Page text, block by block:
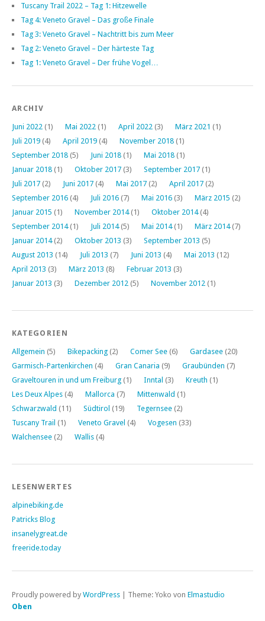
Tuscany Trail 2022 – Tag 1: Hitzewelle
Tag 4: Veneto Gravel – Das große Finale
Tag 3: Veneto Gravel – Nachtritt bis zum Meer
Tag 2: Veneto Gravel – Der härteste Tag
Tag 1: Veneto Gravel – Der frühe Vogel…
ARCHIV
Juni 2022 (1) Mai 2022 (1) April 2022 (3) März 2021 (1)
Juli 2019 (4) April 2019 (4) November 2018 (1)
September 2018 (5) Juni 2018 (1) Mai 2018 (1)
Januar 2018 (1) Oktober 2017 (3) September 2017 (1)
Juli 2017 (2) Juni 2017 (4) Mai 2017 (2) April 2017 (2)
September 2016 (4) Juli 2016 (7) Mai 2016 (3) März 2015 (2)
Januar 2015 (1) November 2014(1) Oktober 2014(4)
September 2014(1) Juli 2014(5) Mai 2014(1) März 2014(7)
Januar 2014(2) Oktober 2013 (3) September 2013 (5)
August 2013 (14) Juli 2013 (7) Juni 2013 (4) Mai 2013 (12)
April 2013 (3) März 2013 (8) Februar 2013 (3)
Januar 2013 (3) Dezember 2012 (5) November 2012 (1)
KATEGORIEN
Allgemein (5) Bikepacking (2) Comer See (6) Gardasee (20)
Garmisch-Partenkirchen (4) Gran Canaria (9) Graubünden (7)
Graveltouren in und um Freiburg (1) Inntal (3) Kreuth (1)
Les Deux Alpes (4) Mallorca (7) Mittenwald (1)
Schwarzwald (11) Südtirol (19) Tegernsee (2)
Tuscany Trail (1) Veneto Gravel (4) Vogesen (33)
Walchensee (2) Wallis (4)
LESENWERTES
alpinebiking.de
Patricks Blog
insanelygreat.de
freeride.today
Proudly powered by WordPress | Theme: Yoko von Elmastudio
Oben